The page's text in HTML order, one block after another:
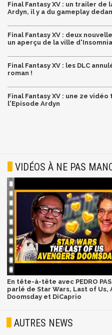
Final Fantasy XV : un trailer
Ardyn, il y a du gameplay
Final Fantasy XV : deux
un aperçu de la ville d'Insomnia
Final Fantasy XV : les DLC
roman !
Final Fantasy XV : une 2e
l'Episode Ardyn
VIDÉOS À NE PAS
En tête-à-tête avec PEDRO
parlé de Star Wars, Last of Us,
Doomsday et DiCaprio
AUTRES NEWS